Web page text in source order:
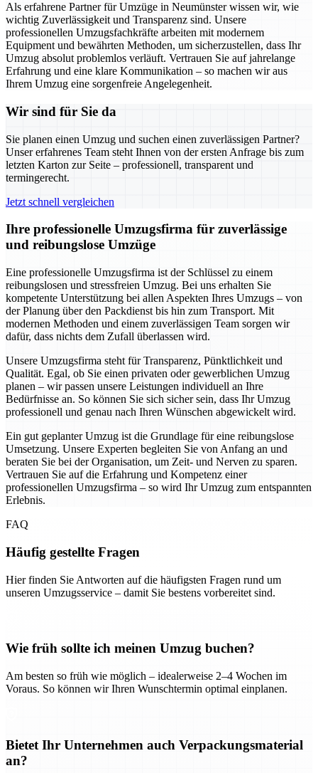
Als erfahrene Partner für Umzüge in Neumünster wissen wir, wie
wichtig Zuverlässigkeit und Transparenz sind. Unsere
professionellen Umzugsfachkräfte arbeiten mit modernem
Equipment und bewährten Methoden, um sicherzustellen, dass Ihr
Umzug absolut problemlos verläuft. Vertrauen Sie auf jahrelange
Erfahrung und eine klare Kommunikation – so machen wir aus
Ihrem Umzug eine sorgenfreie Angelegenheit.
Wir sind für Sie da
Sie planen einen Umzug und suchen einen zuverlässigen Partner?
Unser erfahrenes Team steht Ihnen von der ersten Anfrage bis zum
letzten Karton zur Seite – professionell, transparent und
termingerecht.
Jetzt schnell vergleichen
Ihre professionelle Umzugsfirma für zuverlässige
und reibungslose Umzüge
Eine professionelle Umzugsfirma ist der Schlüssel zu einem
reibungslosen und stressfreien Umzug. Bei uns erhalten Sie
kompetente Unterstützung bei allen Aspekten Ihres Umzugs – von
der Planung über den Packdienst bis hin zum Transport. Mit
modernen Methoden und einem zuverlässigen Team sorgen wir
dafür, dass nichts dem Zufall überlassen wird.
Unsere Umzugsfirma steht für Transparenz, Pünktlichkeit und
Qualität. Egal, ob Sie einen privaten oder gewerblichen Umzug
planen – wir passen unsere Leistungen individuell an Ihre
Bedürfnisse an. So können Sie sich sicher sein, dass Ihr Umzug
professionell und genau nach Ihren Wünschen abgewickelt wird.
Ein gut geplanter Umzug ist die Grundlage für eine reibungslose
Umsetzung. Unsere Experten begleiten Sie von Anfang an und
beraten Sie bei der Organisation, um Zeit- und Nerven zu sparen.
Vertrauen Sie auf die Erfahrung und Kompetenz einer
professionellen Umzugsfirma – so wird Ihr Umzug zum entspannten
Erlebnis.
FAQ
Häufig gestellte Fragen
Hier finden Sie Antworten auf die häufigsten Fragen rund um
unseren Umzugsservice – damit Sie bestens vorbereitet sind.
Wie früh sollte ich meinen Umzug buchen?
Am besten so früh wie möglich – idealerweise 2–4 Wochen im
Voraus. So können wir Ihren Wunschtermin optimal einplanen.
Bietet Ihr Unternehmen auch Verpackungsmaterial
an?